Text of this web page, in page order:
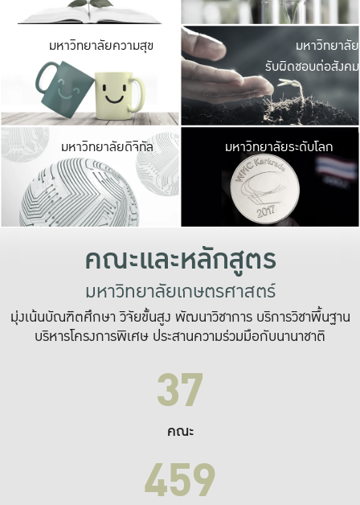
มหาวิทยาลัยความสุข มหาวิ
ค
เปิดประ
และพบเรื่องราวใ
มหาวิทยาลัย
รับผิดชอบต่อสังคม
มหาวิทยาลัยดิจิทัล มหาวิ
เปลี่ยนแปลง แล
เพื่อทำง
ระบบสารสนเทศ
มหาวิทยาลัยระดับโลก
คณะและหลักสูตร
มหาวิทยาลัยเกษตรศาสตร์
มุ่งเน้นบัณฑิตศึกษา วิจัยขั้นสูง พัฒนาวิชาการ บริการวิชาพื้นฐาน
บริหารโครงการพิเศษ ประสานความร่วมมือกับนานาชาติ
37
คณะ
459